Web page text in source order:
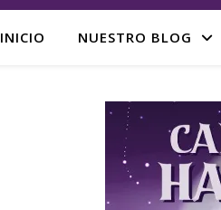
INICIO NUESTRO BLOG